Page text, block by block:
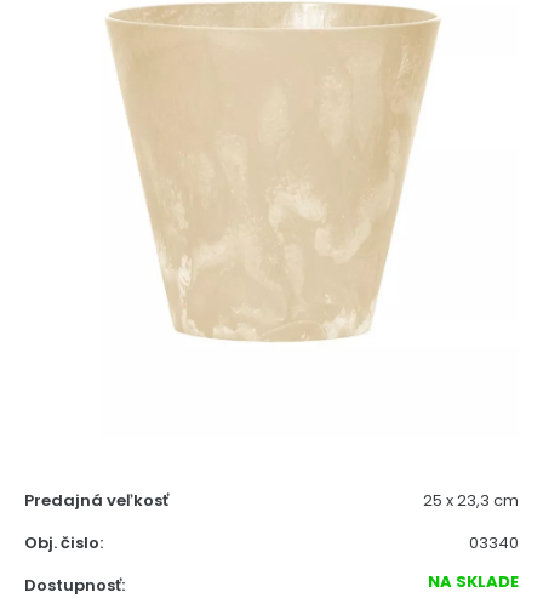
Predajná veľkosť
25 x 23,3 cm
Obj. čislo:
03340
Dostupnosť:
NA SKLADE